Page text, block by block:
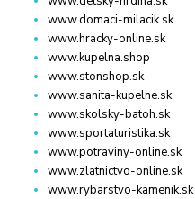
www.domaci-milacik.sk
www.hracky-online.sk
www.kupelna.shop
www.stonshop.sk
www.sanita-kupelne.sk
www.skolsky-batoh.sk
www.sportaturistika.sk
www.potraviny-online.sk
www.zlatnictvo-online.sk
www.rybarstvo-kamenik.sk